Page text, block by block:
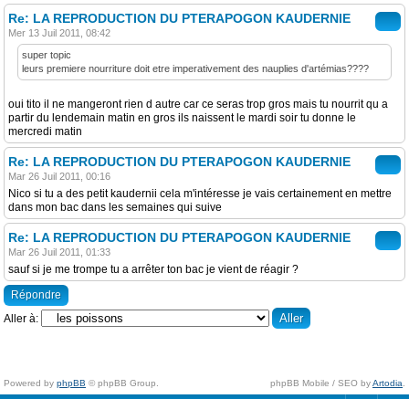
Re: LA REPRODUCTION DU PTERAPOGON KAUDERNIE
Mer 13 Juil 2011, 08:42
super topic
leurs premiere nourriture doit etre imperativement des nauplies d'artémias????
oui tito il ne mangeront rien d autre car ce seras trop gros mais tu nourrit qu a
partir du lendemain matin en gros ils naissent le mardi soir tu donne le
mercredi matin
Re: LA REPRODUCTION DU PTERAPOGON KAUDERNIE
Mar 26 Juil 2011, 00:16
Nico si tu a des petit kaudernii cela m'intéresse je vais certainement en mettre
dans mon bac dans les semaines qui suive
Re: LA REPRODUCTION DU PTERAPOGON KAUDERNIE
Mar 26 Juil 2011, 01:33
sauf si je me trompe tu a arrêter ton bac je vient de réagir ?
Répondre
Aller à:
Powered by phpBB © phpBB Group. phpBB Mobile / SEO byArtodia